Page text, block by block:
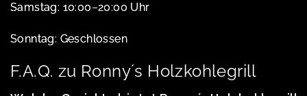
Samstag: 10:00–20:00 Uhr
Sonntag: Geschlossen
F.A.Q. zu Ronny´s Holzkohlegrill